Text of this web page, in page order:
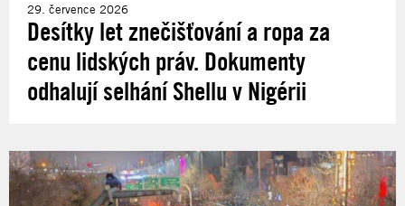
29. července 2026
Desítky let znečišťování a ropa za
cenu lidských práv. Dokumenty
odhalují selhání Shellu v Nigérii